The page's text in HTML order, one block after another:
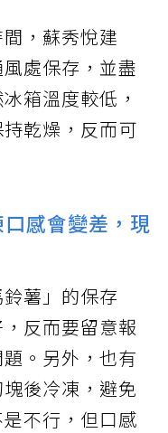
，蘇秀悅建
處保存，並盡
箱溫度較低，
乾燥，反而可
感會變差，現
薯」的保存
反而要留意報
。另外，也有
後冷凍，避免
不行，但口感